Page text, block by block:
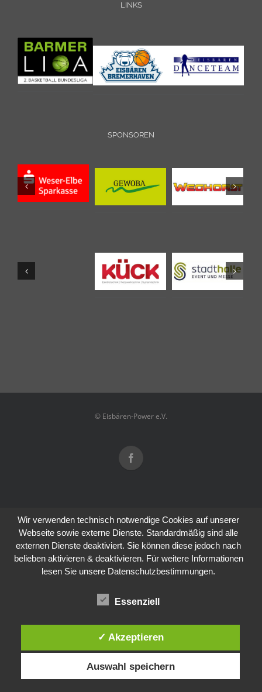
LINKS
SPONSOREN
© Eisbären-Power e.V.
Wir verwenden technisch notwendige Cookies auf unserer
Webseite sowie externe Dienste. Standardmäßig sind alle
externen Dienste deaktiviert. Sie können diese jedoch nach
belieben aktivieren & deaktivieren. Für weitere Informationen
lesen Sie unsere Datenschutzbestimmungen.
Essenziell
✓ Akzeptieren
Auswahl speichern